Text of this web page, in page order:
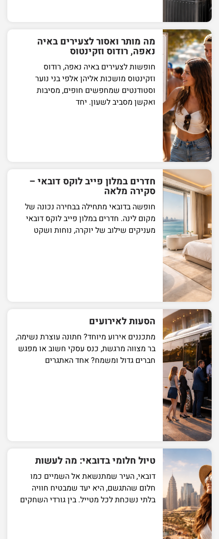
מה מותר ואסור לצעירים באיה
נאפה, רודוס וזקינטוס
חופשות לצעירים באיה נאפה, רודוס
וזקינטוס מושכות אליהן אלפי בני נוער
וסטודנטים שמחפשים חופים, מסיבות
ואקשן מסביב לשעון. יחד
חדרים במלון פייב לוקס דובאי –
סקירה מלאה
חופשה בדובאי מתחילה בבחירה נכונה של
מקום לינה. חדרים במלון פייב לוקס דובאי
מעניקים שילוב של יוקרה, נוחות ושקט
הסעות לאירועים
מתכננים אירוע מיוחד? חתונה עוצרת נשימה,
בר מצווה מרגשת, כנס עסקי חשוב או מפגש
חברים גדול ומשמח? אחד האתגרים
טיול חלומי בדובאי: מה לעשות
דובאי, העיר שמתנשאת אל השמיים כמו
חלום שהתגשם, היא יעד שמבטיח חוויה
בלתי נשכחת לכל מטייל. בין גורדי השחקים